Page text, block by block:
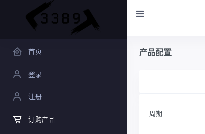
首页
登录
注册
订购产品
产品配置
周期